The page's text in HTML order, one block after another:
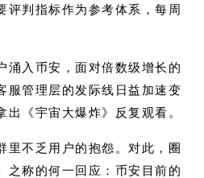
评判指标作为参考体系，每周
涌入币安，面对倍数级增长的
服管理层的发际线日益加速变
出《宇宙大爆炸》反复观看。
里不乏用户的抱怨。对此，圈
之称的何一回应：币安目前的